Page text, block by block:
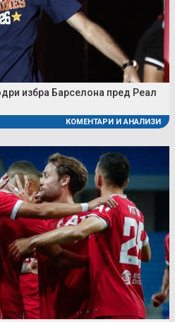
избра Барселона пред Реал
КОМЕНТАРИ И АНАЛИЗИ